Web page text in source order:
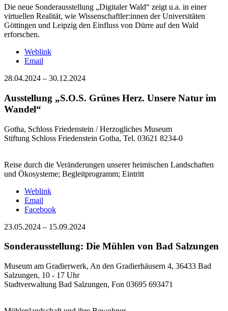
Die neue Sonderausstellung „Digitaler Wald“ zeigt u.a. in einer
virtuellen Realität, wie Wissenschaftler:innen der Universitäten
Göttingen und Leipzig den Einfluss von Dürre auf den Wald
erforschen.
Weblink
Email
28.04.2024 – 30.12.2024
Ausstellung „S.O.S. Grünes Herz. Unsere Natur im
Wandel“
Gotha, Schloss Friedenstein / Herzogliches Museum
Stiftung Schloss Friedenstein Gotha, Tel. 03621 8234-0
Reise durch die Veränderungen unserer heimischen Landschaften
und Ökosysteme; Begleitprogramm; Eintritt
Weblink
Email
Facebook
23.05.2024 – 15.09.2024
Sonderausstellung: Die Mühlen von Bad Salzungen
Museum am Gradierwerk, An den Gradierhäusern 4, 36433 Bad
Salzungen, 10 - 17 Uhr
Stadtverwaltung Bad Salzungen, Fon 03695 693471